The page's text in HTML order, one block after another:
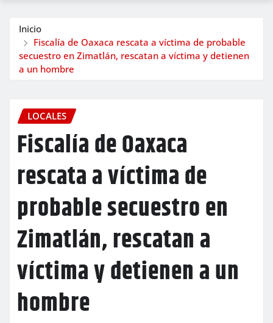
Inicio
Fiscalía de Oaxaca rescata a víctima de probable
secuestro en Zimatlán, rescatan a víctima y detienen
a un hombre
LOCALES
Fiscalía de Oaxaca
rescata a víctima de
probable secuestro en
Zimatlán, rescatan a
víctima y detienen a un
hombre